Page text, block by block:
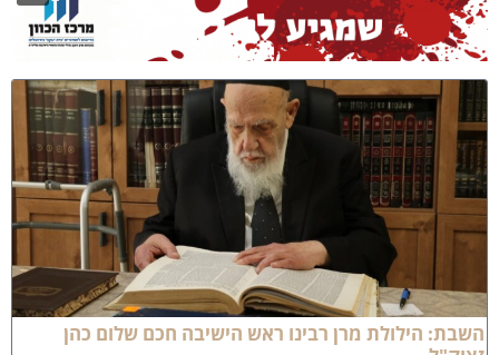
הילולת מרן רבינו ראש הישיבה חכם שלום כהן